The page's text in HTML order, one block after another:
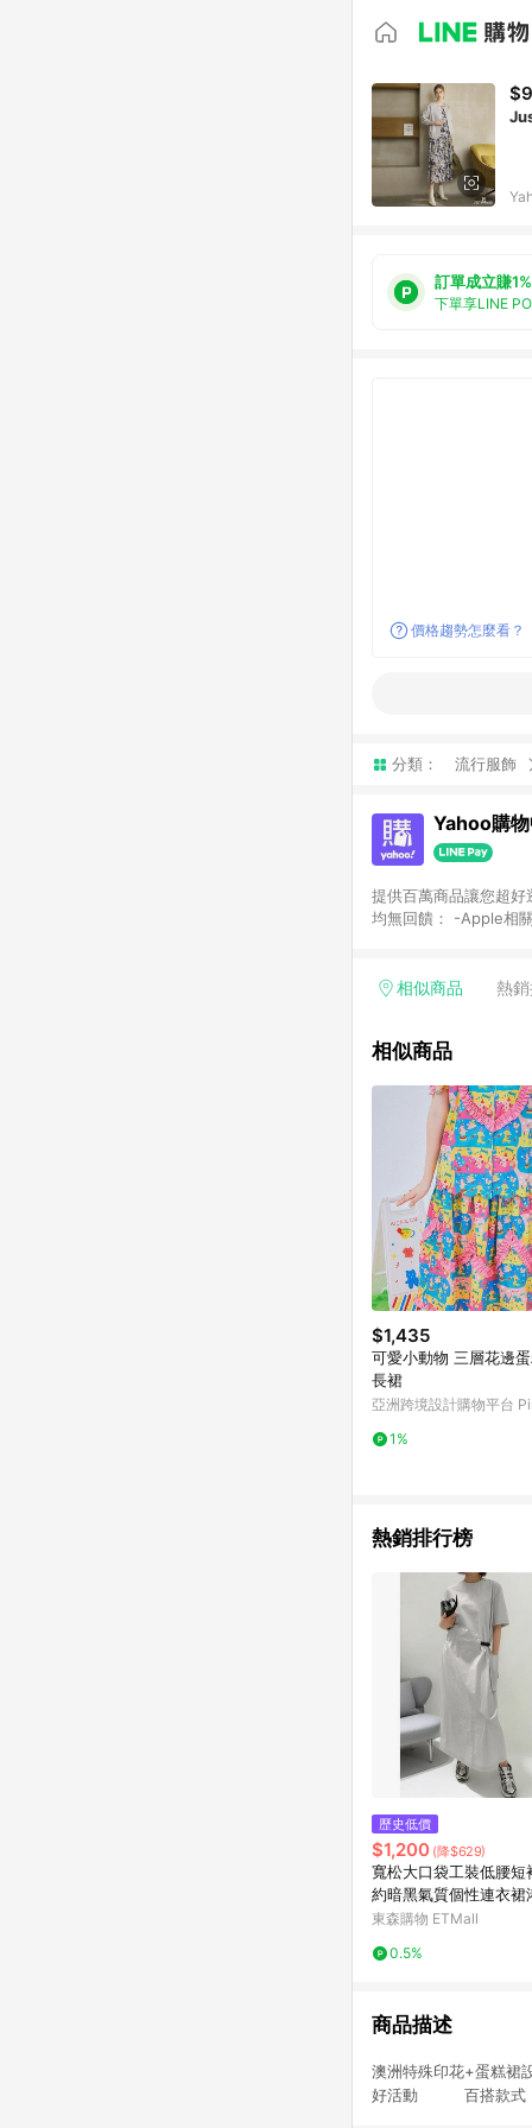
訂單成立賺1%
下單享LINE
價格趨勢怎麼看？
分類： 流行服飾
Yahoo購
提供百萬商品讓您超好逛，
均無回饋： -Apple相
Yahoo超贈點回饋者
相似商品 熱
相似商品
$1,435
可愛小動物 三層花邊
長裙
亞洲跨境設計購物平台
1%
熱銷排行榜
歷史低價
$1,200 (降$629)
寬松大口袋工裝低腰短
約暗黑氣質個性連衣裙
4新
東森購物 ETMall
0.5%
商品描述
澳洲特殊印花+蛋
好活動 百搭款式，